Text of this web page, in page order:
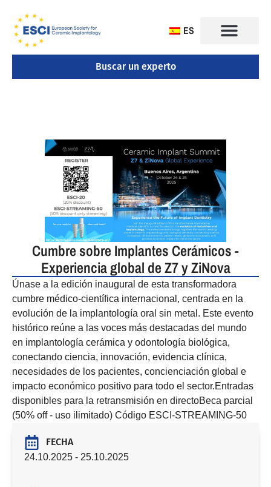
ES
Buscar un experto
Cumbre sobre Implantes Cerámicos -
Experiencia global de Z7 y ZiNova
Únase a la edición inaugural de esta transformadora
cumbre médico-científica internacional, centrada en la
evolución de la implantología oral sin metal. Este evento
histórico reúne a las voces más destacadas del mundo
en implantología cerámica y odontología biológica,
conectando ciencia, innovación, evidencia clínica,
necesidades de los pacientes, concienciación global e
impacto económico positivo para todo el sector.Entradas
disponibles para la retransmisión en directoBeca parcial
(50% off - uso ilimitado) Código ESCI-STREAMING-50
FECHA
24.10.2025 - 25.10.2025